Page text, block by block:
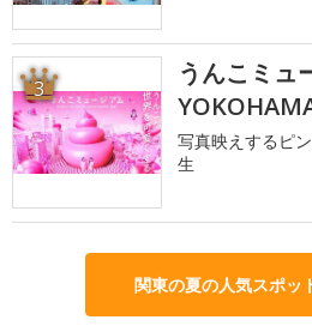
3
うんこミュ
写真映えするピ
生
関東の夏の人気スポッ